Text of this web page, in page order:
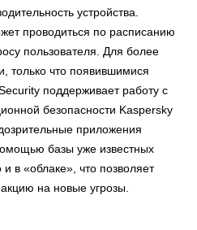
устройства.
проводиться по расписанию
пользователя. Для более
только что появившимися
поддерживает работу с
безопасности Kaspersky
приложения
базы уже известных
в «облаке», что позволяет
на новые угрозы.